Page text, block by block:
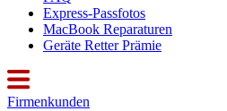
Express-Passfotos
MacBook Reparaturen
Geräte Retter Prämie
Firmenkunden